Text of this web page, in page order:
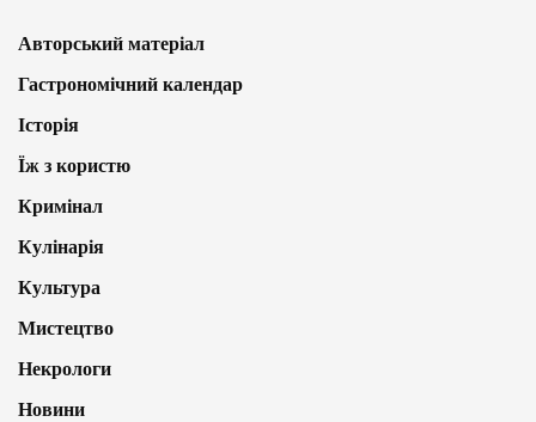
Авторський матеріал
Гастрономічний календар
Історія
Їж з користю
Кримінал
Кулінарія
Культура
Мистецтво
Некрологи
Новини